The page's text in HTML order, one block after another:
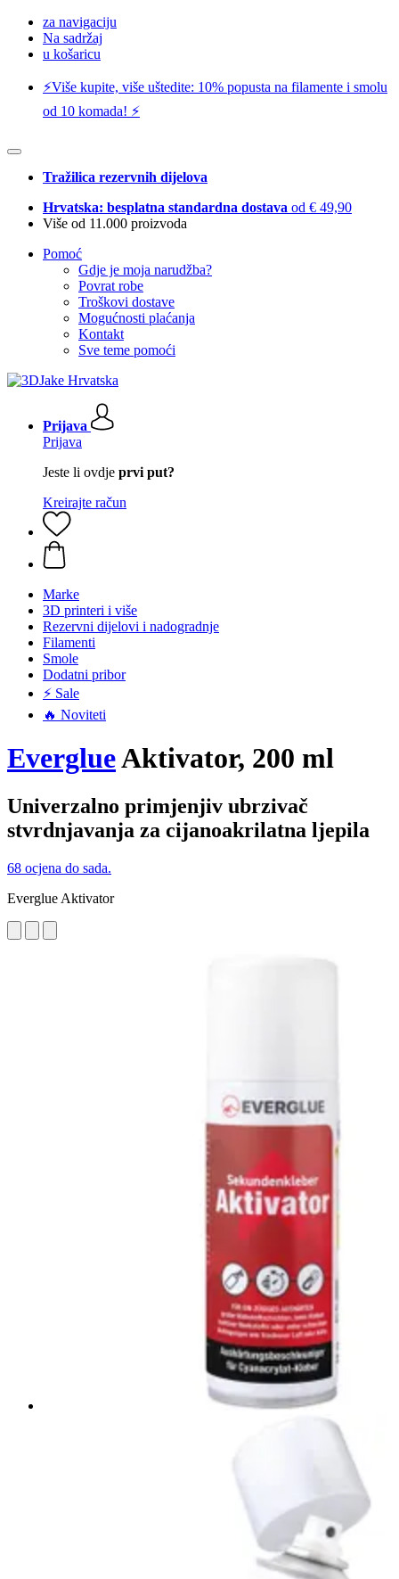
za navigaciju
Na sadržaj
u košaricu
⚡️Više kupite, više uštedite: 10% popusta na filamente i smolu
od 10 komada! ⚡️
Tražilica rezervnih dijelova
Hrvatska: besplatna standardna dostava od € 49,90
Više od 11.000 proizvoda
Pomoć
Gdje je moja narudžba?
Povrat robe
Troškovi dostave
Mogućnosti plaćanja
Kontakt
Sve teme pomoći
Prijava
Prijava
Jeste li ovdje prvi put?
Kreirajte račun
Marke
3D printeri i više
Rezervni dijelovi i nadogradnje
Filamenti
Smole
Dodatni pribor
⚡ Sale
🔥 Noviteti
EverglueAktivator, 200 ml
Univerzalno primjenjiv ubrzivač
stvrdnjavanja za cijanoakrilatna ljepila
68 ocjena do sada.
Everglue Aktivator